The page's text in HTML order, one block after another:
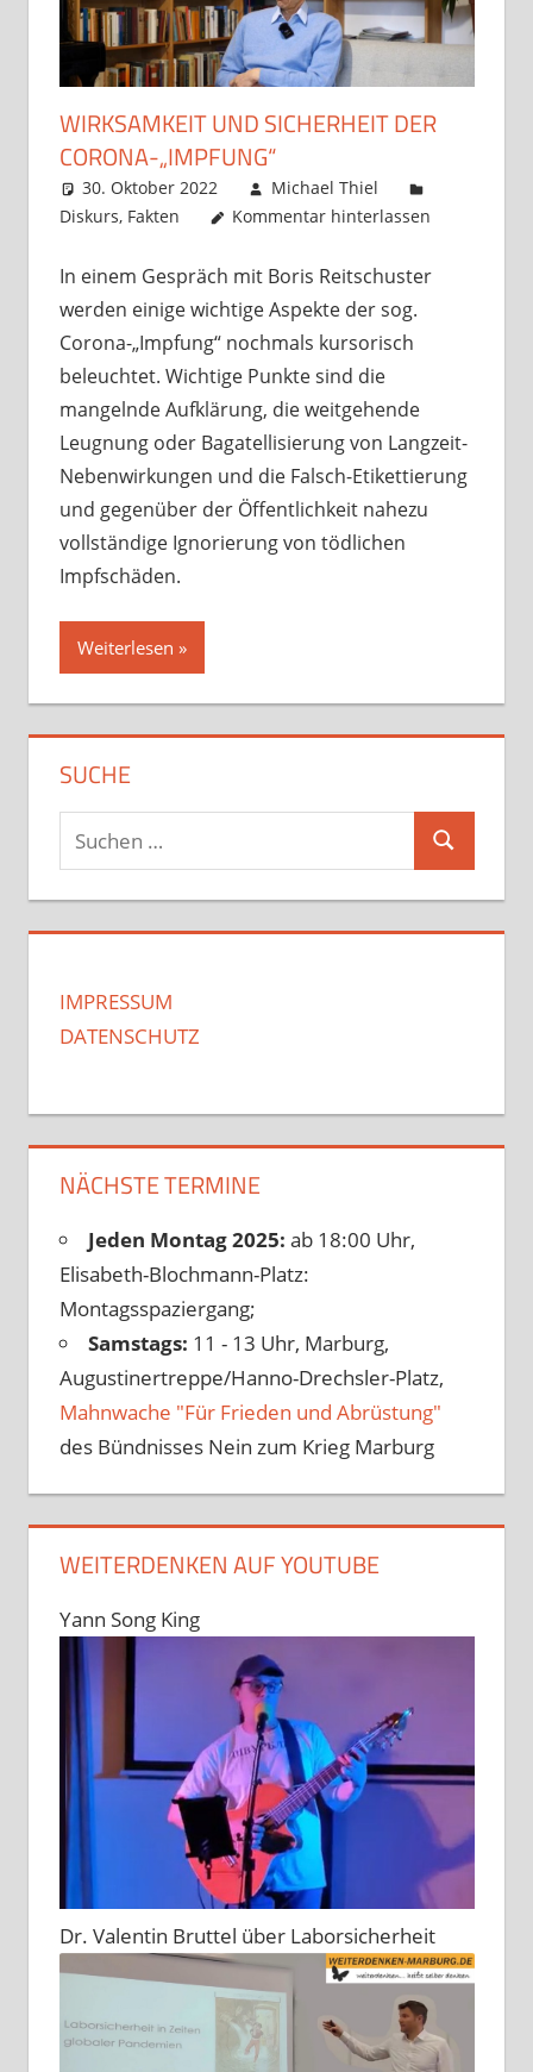
WIRKSAMKEIT UND SICHERHEIT DER
CORONA-„IMPFUNG“
30. Oktober 2022
Michael Thiel
Diskurs, Fakten Kommentar hinterlassen
In einem Gespräch mit Boris Reitschuster
werden einige wichtige Aspekte der sog.
Corona-„Impfung“ nochmals kursorisch
beleuchtet. Wichtige Punkte sind die
mangelnde Aufklärung, die weitgehende
Leugnung oder Bagatellisierung von Langzeit-
Nebenwirkungen und die Falsch-Etikettierung
und gegenüber der Öffentlichkeit nahezu
vollständige Ignorierung von tödlichen
Impfschäden.
Weiterlesen
SUCHE
Suchen
nach:
Suchen
IMPRESSUM
DATENSCHUTZ
NÄCHSTE TERMINE
Jeden Montag 2025: ab 18:00 Uhr,
Elisabeth-Blochmann-Platz:
Montagsspaziergang;
Samstags: 11 - 13 Uhr, Marburg,
Augustinertreppe/Hanno-Drechsler-Platz,
Mahnwache "Für Frieden und Abrüstung"
des Bündnisses Nein zum Krieg Marburg
WEITERDENKEN AUF YOUTUBE
Yann Song King
Dr. Valentin Bruttel über Laborsicherheit